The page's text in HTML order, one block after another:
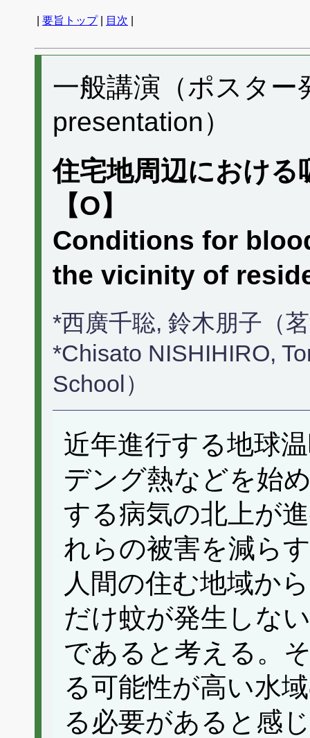
要旨トップ| 目次
一般講演（ポスタ
presentation）
住宅地周辺における
【O】
Conditions for
the vicinity of
*西廣千聡, 鈴木朋子（
*Chisato NISHIHIRO,
School）
近年進行する地球
デング熱などを始
する病気の北上が
れらの被害を減ら
人間の住む地域か
だけ蚊が発生しな
であると考える。
る可能性が高い水
る必要があると感